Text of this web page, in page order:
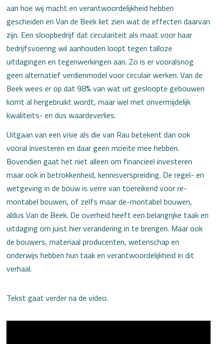
aan hoe wij macht en verantwoordelijkheid hebben
gescheiden en Van de Beek liet zien wat de effecten daarvan
zijn. Een sloopbedrijf dat circulariteit als maat voor haar
bedrijfsvoering wil aanhouden loopt tegen talloze
uitdagingen en tegenwerkingen aan. Zo is er vooralsnog
geen alternatief verdienmodel voor circulair werken. Van de
Beek wees er op dat 98% van wat uit gesloopte gebouwen
komt al hergebruikt wordt, maar wel met onvermijdelijk
kwaliteits- en dus waardeverlies.
Uitgaan van een visie als die van Rau betekent dan ook
vooral investeren en daar geen moeite mee hebben.
Bovendien gaat het niet alleen om financieel investeren
maar ook in betrokkenheid, kennisverspreiding. De regel- en
wetgeving in de bouw is verre van toereikend voor re-
montabel bouwen, of zelfs maar de-montabel bouwen,
aldus Van de Beek. De overheid heeft een belangrijke taak en
uitdaging om juist hier verandering in te brengen. Maar ook
de bouwers, materiaal producenten, wetenschap en
onderwijs hebben hun taak en verantwoordelijkheid in dit
verhaal.
Tekst gaat verder na de video.